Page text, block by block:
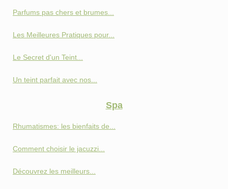
Parfums pas chers et brumes...
Les Meilleures Pratiques pour...
Le Secret d'un Teint...
Un teint parfait avec nos...
Spa
Rhumatismes: les bienfaits de...
Comment choisir le jacuzzi...
Découvrez les meilleurs...